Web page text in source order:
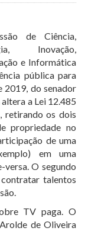
de Ciência,
Inovação,
e Informática
pública para
2019, do senador
a Lei 12.485
retirando os dois
propriedade no
de uma
em uma
O segundo
talentos
TV paga. O
de Oliveira